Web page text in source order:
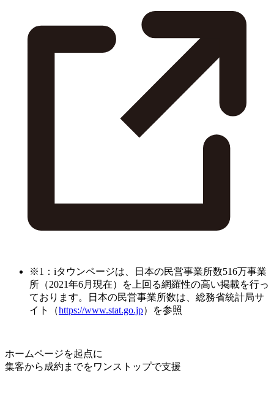
※1：iタウンページは、日本の民営事業所数516万事業
所（2021年6月現在）を上回る網羅性の高い掲載を行っ
ております。日本の民営事業所数は、総務省統計局サ
イト（https://www.stat.go.jp）を参照
ホームページを起点に
集客から成約までをワンストップで支援